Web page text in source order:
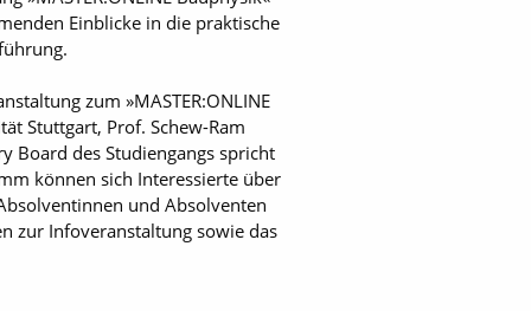
Einblicke in die praktische
zum »MASTER:ONLINE
Stuttgart, Prof. Schew-Ram
Board des Studiengangs spricht
können sich Interessierte über
und Absolventen
zur Infoveranstaltung sowie das